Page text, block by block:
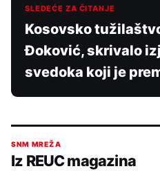
SLEDEĆE ZA ČITANJE
Kosovsko
Đoković, skrivalo
svedoka koji je
SNM MREŽA
Iz REUC magazina